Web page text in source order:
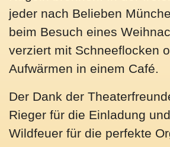
jeder nach Belieben
beim Besuch eines
verziert mit Schneeflocken
Aufwärmen in einem Café.
Der Dank der
Rieger für die Einladung
Wildfeuer für die perfekte